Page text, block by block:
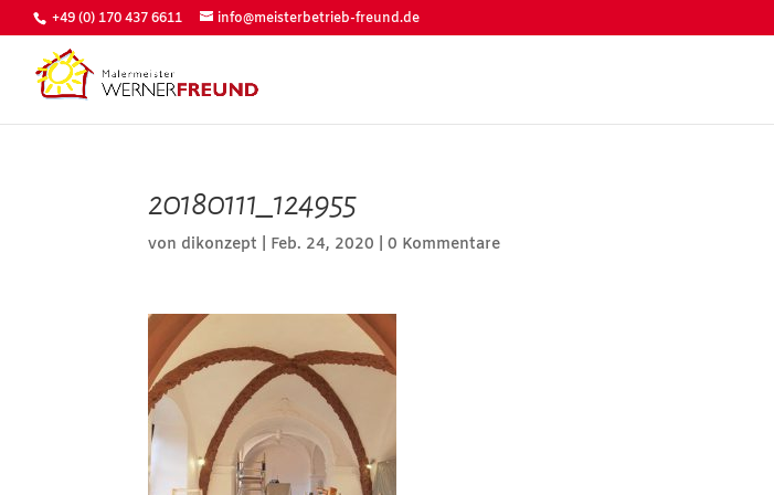
+49 (0) 170 437 6611 info@meisterbetrieb-freund.de
20180111_124955
von dikonzept Feb. 24, 2020 |0 Kommentare